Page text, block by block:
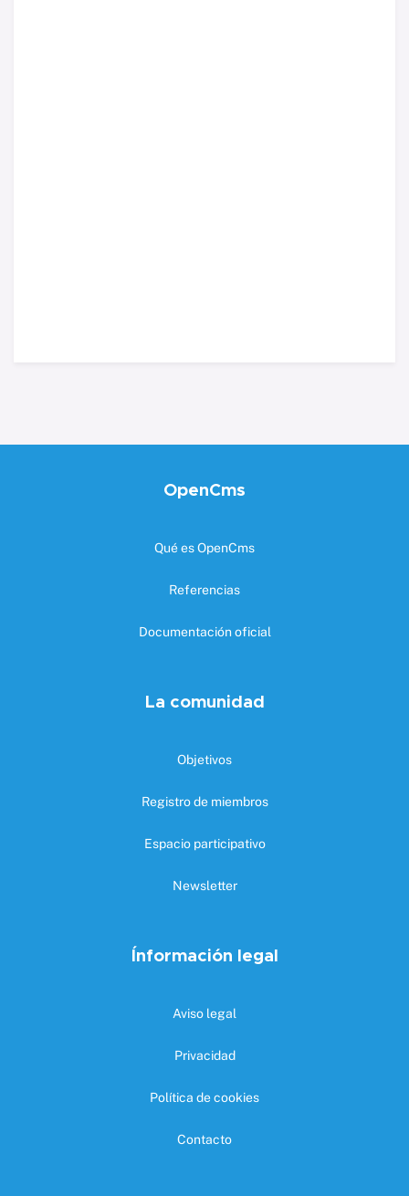
OpenCms
Qué es OpenCms
Referencias
Documentación oficial
La comunidad
Objetivos
Registro de miembros
Espacio participativo
Newsletter
Ínformación legal
Aviso legal
Privacidad
Política de cookies
Contacto